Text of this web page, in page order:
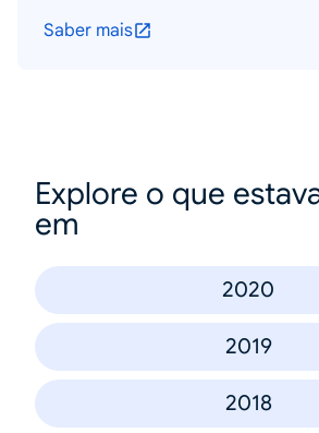
Saber mais
Explore o que
em
2020
2019
2018